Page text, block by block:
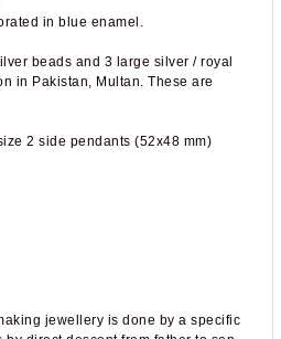
in blue enamel.
beads and 3 large silver / royal
in Pakistan, Multan. These are
2 side pendants (52x48 mm)
jewellery is done by a specific